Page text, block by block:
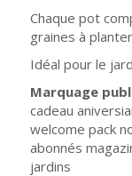
Chaque pot
graines à planter
Idéal pour le
Marquage
cadeau
welcome pack
abonnés
jardins